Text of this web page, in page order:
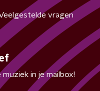
vragen
in je mailbox!